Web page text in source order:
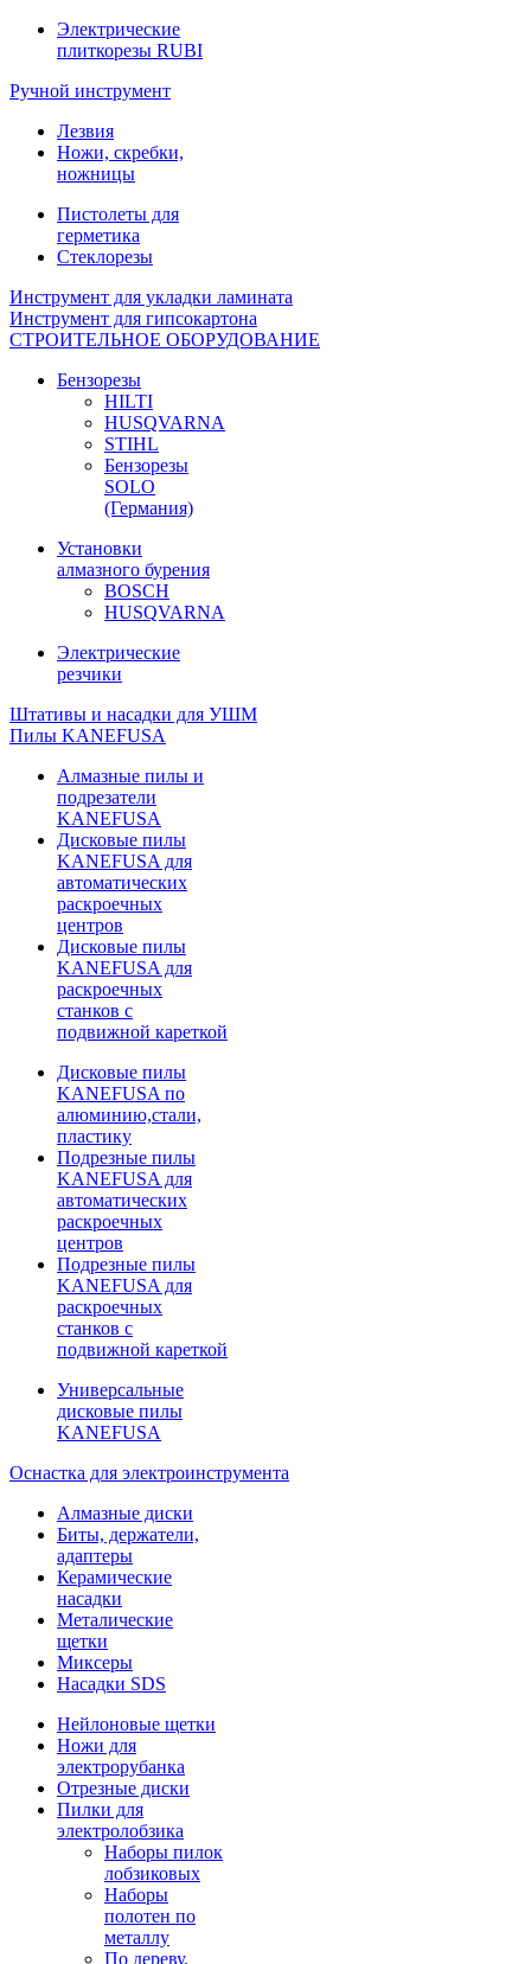
Электрические
плиткорезы RUBI
Ручной инструмент
Лезвия
Ножи, скребки,
ножницы
Пистолеты для
герметика
Стеклорезы
Инструмент для укладки ламината
Инструмент для гипсокартона
СТРОИТЕЛЬНОЕ ОБОРУДОВАНИЕ
Бензорезы
HILTI
HUSQVARNA
STIHL
Бензорезы
SOLO
(Германия)
Установки
алмазного бурения
BOSCH
HUSQVARNA
Электрические
резчики
Штативы и насадки для УШМ
Пилы KANEFUSA
Алмазные пилы и
подрезатели
KANEFUSA
Дисковые пилы
KANEFUSA для
автоматических
раскроечных
центров
Дисковые пилы
KANEFUSA для
раскроечных
станков с
подвижной кареткой
Дисковые пилы
KANEFUSA по
алюминию,стали,
пластику
Подрезные пилы
KANEFUSA для
автоматических
раскроечных
центров
Подрезные пилы
KANEFUSA для
раскроечных
станков с
подвижной кареткой
Универсальные
дисковые пилы
KANEFUSA
Оснастка для электроинструмента
Алмазные диски
Биты, держатели,
адаптеры
Керамические
насадки
Металические
щетки
Миксеры
Насадки SDS
Нейлоновые щетки
Ножи для
электрорубанка
Отрезные диски
Пилки для
электролобзика
Наборы пилок
лобзиковых
Наборы
полотен по
металлу
По дереву,